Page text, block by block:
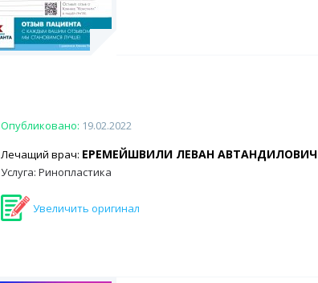
Опубликовано: 19.02.2022
Лечащий врач: ЕРЕМЕЙШВИЛИ ЛЕВАН АВТАНДИЛОВИЧ
Услуга: Ринопластика
Увеличить оригинал